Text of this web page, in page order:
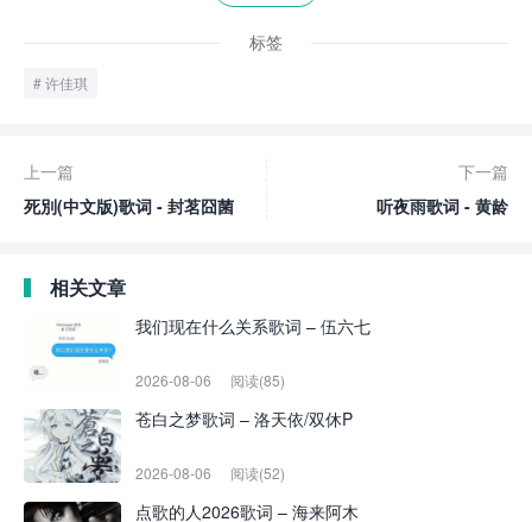
标签
许佳琪
上一篇
死別(中文版)歌词 - 封茗囧菌
下一篇
听夜雨歌词 - 黄龄
相关文章
我们现在什么关系歌词 – 伍六七
2026-08-06 阅读(85)
苍白之梦歌词 – 洛天依/双休P
2026-08-06 阅读(52)
点歌的人2026歌词 – 海来阿木